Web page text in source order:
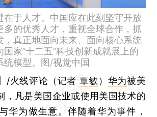
在于人才。中国应在此刻坚守开放
多的优秀人才，重视全球合作，抓
，真正地面向未来、面向核心系统
家“十二五”科技创新成就展上的
统模型。图/视觉中国
/火线评论（记者 覃敏 ） 华为被美
，凡是美国企业或使用美国技术的
华为做生意。伴随着华为事件，